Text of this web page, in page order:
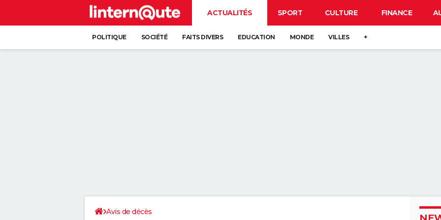
ACTUALITÉS SPORT CULTURE FINANCE
POLITIQUE SOCIÉTÉ FAITS DIVERS EDUCATION MONDE VILLES +
Avis de décès